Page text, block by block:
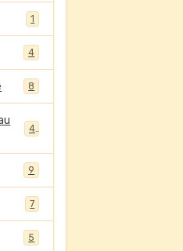
1
4
8
4
9
7
5